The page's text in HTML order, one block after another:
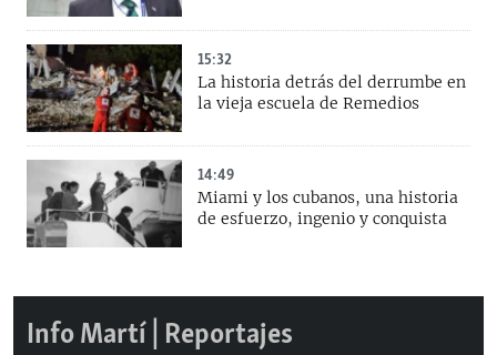
15:32
La historia detrás del derrumbe en
la vieja escuela de Remedios
14:49
Miami y los cubanos, una historia
de esfuerzo, ingenio y conquista
Info Martí | Reportajes